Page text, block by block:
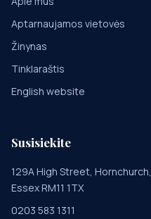
Aptarnaujamos vietovės
Žinynas
Tinklaraštis
English website
Susisiekite
129A High Street, Hornchurch,
Essex RM11 1TX
0203 583 1311